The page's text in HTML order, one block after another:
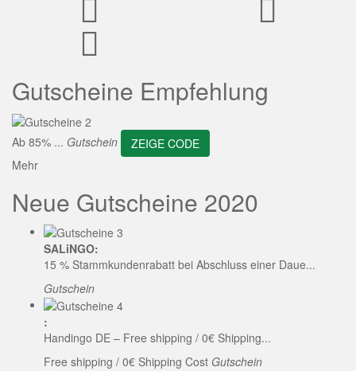
Gutscheine Empfehlung
Ab 85% ... Gutschein
ZEIGE CODE
Mehr
Neue Gutscheine 2020
SALiNGO:
15 % Stammkundenrabatt bei Abschluss einer Daue...
Gutschein
:
Handingo DE – Free shipping / 0€ Shipping...
Free shipping / 0€ Shipping Cost Gutschein